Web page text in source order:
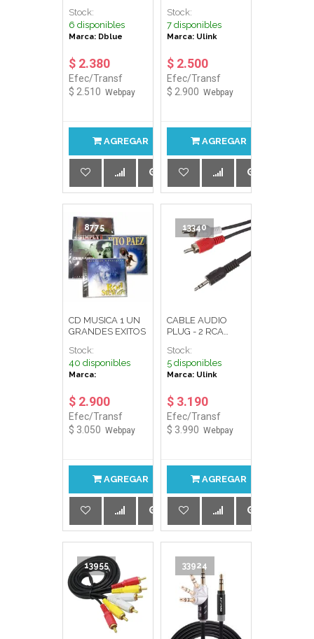
MM HEMBRA
DBLUE
Stock:
6 disponibles
Marca: Dblue
$ 2.380
Efec/Transf
$ 2.510 Webpay
AGREGAR
150173 ULINK
Stock:
7 disponibles
Marca: Ulink
$ 2.500
Efec/Transf
$ 2.900 Webpay
AGREGAR
8775
CD MUSICA 1 UN
GRANDES EXITOS
Stock:
40 disponibles
Marca:
$ 2.900
Efec/Transf
$ 3.050 Webpay
AGREGAR
13340
CABLE AUDIO
PLUG - 2 RCA
COD: 0150065
ULINK
Stock:
5 disponibles
Marca: Ulink
$ 3.190
Efec/Transf
$ 3.990 Webpay
AGREGAR
13955 33924